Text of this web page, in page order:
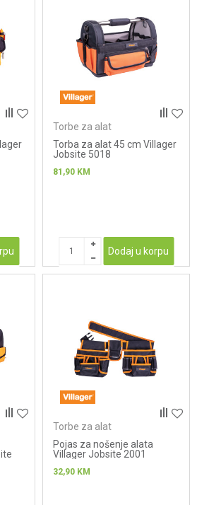
Torbe za alat
Torba za alat 45 cm Villager
Jobsite 5018
81,90 KM
Dodaj u korpu
Torbe za alat
Pojas za nošenje alata
Villager Jobsite 2001
32,90 KM